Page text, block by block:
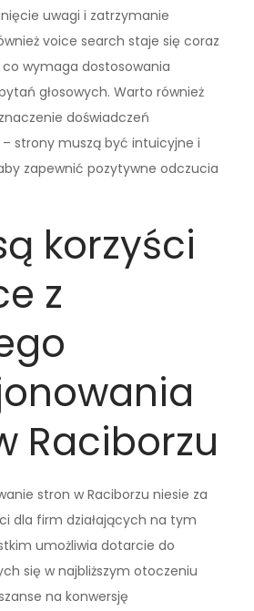
uwagi i zatrzymanie
voice search staje się coraz
wymaga dostosowania
głosowych. Warto również
doświadczeń
strony muszą być intuicyjne i
zapewnić pozytywne odczucia
korzyści
z
Raciborzu
stron w Raciborzu niesie za
dla firm działających na tym
umożliwia dotarcie do
się w najbliższym otoczeniu
na konwersję